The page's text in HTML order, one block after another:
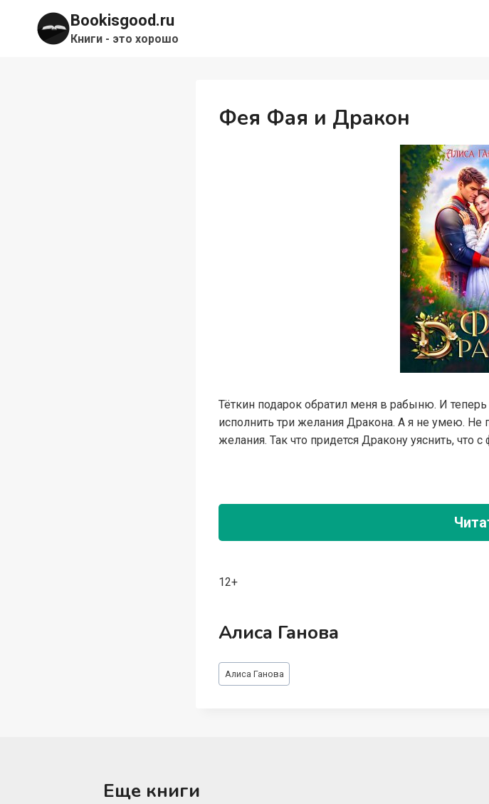
содержимому
Bookisgood.ru
Книги - это хорошо
Фея Фая и Дракон
Тёткин подарок обратил меня в рабыню. И
исполнить три желания Дракона. А я не умею. Не
желания. Так что придется Дракону уяснить, что
12+
Алиса Ганова
Метки
записи:
Алиса Ганова
Еще книги